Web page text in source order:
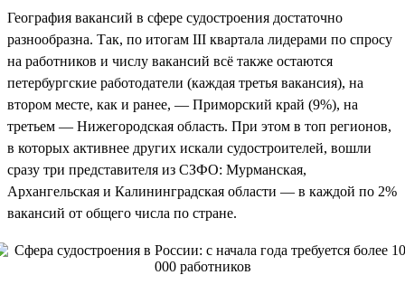
География вакансий в сфере судостроения достаточно
разнообразна. Так, по итогам III квартала лидерами по спросу
на работников и числу вакансий всё также остаются
петербургские работодатели (каждая третья вакансия), на
втором месте, как и ранее, — Приморский край (9%), на
третьем — Нижегородская область. При этом в топ регионов,
в которых активнее других искали судостроителей, вошли
сразу три представителя из СЗФО: Мурманская,
Архангельская и Калининградская области — в каждой по 2%
вакансий от общего числа по стране.